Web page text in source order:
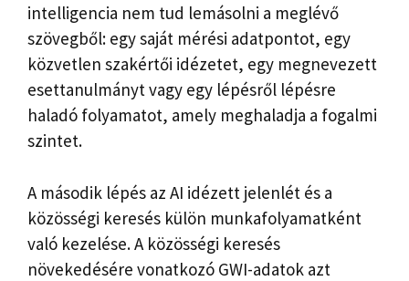
intelligencia nem tud lemásolni a meglévő
szövegből: egy saját mérési adatpontot, egy
közvetlen szakértői idézetet, egy megnevezett
esettanulmányt vagy egy lépésről lépésre
haladó folyamatot, amely meghaladja a fogalmi
szintet.
A második lépés az AI idézett jelenlét és a
közösségi keresés külön munkafolyamatként
való kezelése. A közösségi keresés
növekedésére vonatkozó GWI-adatok azt